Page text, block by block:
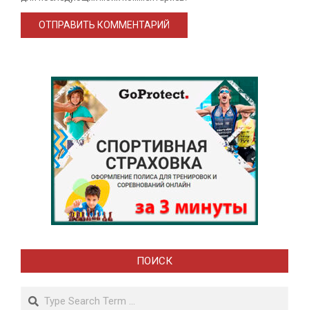
ПОИСК
Search